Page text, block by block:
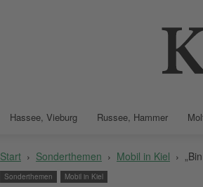
Hassee, Vieburg Russee, Hammer
Start Sonderthemen Mobil in Kiel
Sonderthemen Mobil in Kiel